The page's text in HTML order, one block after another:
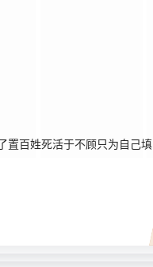
百姓死活于不顾只为自己填